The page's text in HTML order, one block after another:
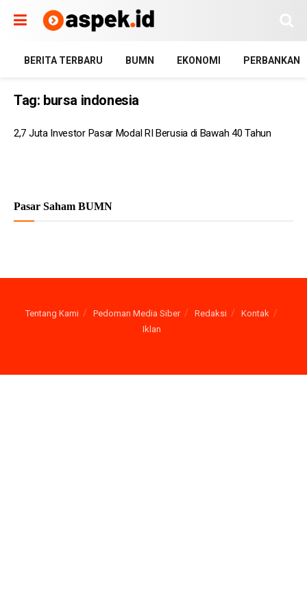
BERITA TERBARU BUMN EKONOMI PERBANKAN
Tag: bursa indonesia
2,7 Juta Investor Pasar Modal RI Berusia di Bawah 40 Tahun
Pasar Saham BUMN
Tentang Kami Pedoman Media Siber Redaksi
Kontak
Iklan